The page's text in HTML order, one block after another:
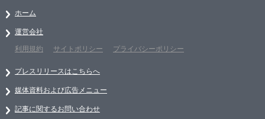
ホーム
運営会社
利用規約
サイトポリシー プライバシーポリシー
プレスリリースはこちらへ
媒体資料および広告メニュー
記事に関するお問い合わせ